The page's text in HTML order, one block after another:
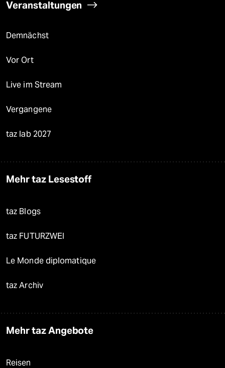
Veranstaltungen
Demnächst
Vor Ort
Live im Stream
Vergangene
taz lab 2027
Mehr taz Lesestoff
taz Blogs
taz FUTURZWEI
Le Monde diplomatique
taz Archiv
Mehr taz Angebote
Reisen